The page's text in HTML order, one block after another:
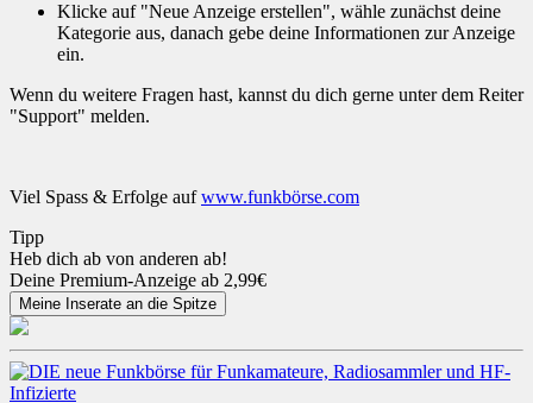
Klicke auf "Neue Anzeige erstellen", wähle zunächst deine
Kategorie aus, danach gebe deine Informationen zur Anzeige
ein.
Wenn du weitere Fragen hast, kannst du dich gerne unter dem Reiter
"Support" melden.
Viel Spass & Erfolge aufwww.funkbörse.com
Tipp
Heb dich ab von anderen ab!
Deine Premium-Anzeige ab 2,99€